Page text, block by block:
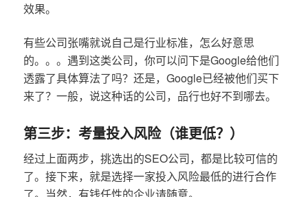
效果。
有些公司张嘴就说自己是行业标准，怎么好意思
的。。。遇到这类公司，你可以问下是Google给他们
透露了具体算法了吗？还是，Google已经被他们买下
来了？一般，说这种话的公司，品行也好不到哪去。
第三步：考量投入风险（谁更低？）
经过上面两步，挑选出的SEO公司，都是比较可信的
了。接下来，就是选择一家投入风险最低的进行合作